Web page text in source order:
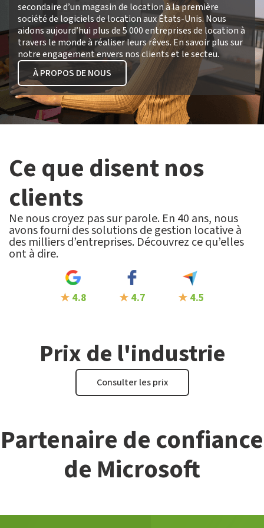
secondaire d’un magasin de location à la première
société de logiciels de location aux États-Unis. Nous
aidons aujourd’hui plus de 5 000 entreprises de location à
travers le monde à réaliser leurs rêves. En savoir plus sur
notre engagement envers nos clients et le secteu.
À PROPOS DE NOUS
Ce que disent nos
clients
Ne nous croyez pas sur parole. En 40 ans, nous
avons fourni des solutions de gestion locative à
des milliers d’entreprises. Découvrez ce qu’elles
ont à dire.
★4.8 ★4.7 ★4.5
Prix de l'industrie
Consulter les prix
Partenaire de confiance
de Microsoft